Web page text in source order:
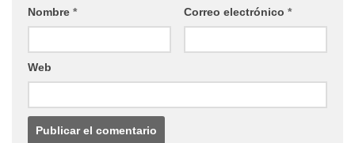
Nombre * Correo electrónico *
Web